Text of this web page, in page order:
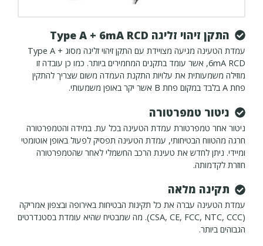
התקן זיהוי זליגה Type A + 6mA RCD
עמדת הטעינה מגיעה מצויידת עם התקן זיהוי זליגה מסוג Type A +
6mA RCD, אשר עומד בתקנים המחמירים ביותר. כמו כן עובדה זו
מוזילה משמעותית את עלויות התקנת העמדה משום שצריך להתקין
פחת A בלבד במקום פחת B אשר יקר באופן משמעותי.
ניטור טמפרטורה
ניטור אחר טמפרטורת עמדת הטעינה בכל עת. במידה והטמפרטורה
חרגה מהטווח הבטיחותי, עמדת הטעינה תפסיק לפעול באופן אוטומטי
ומיידי. ניתן לחדש את טעינת הרכב החשמלי לאחר שהטמפרטורה
חוזרת לקדמותה.
תקינה מלאה
עמדת הטעינה עברה את כל תקינות הבטיחות באירופה ובצפון אמריקה
(CSA, CE, FCC, NTC, CCC). מה שמבטיח שהיא עומדת בסטנדרטים
הגבוהים ביותר.